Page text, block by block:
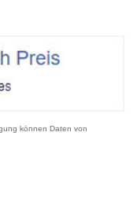
können Daten von